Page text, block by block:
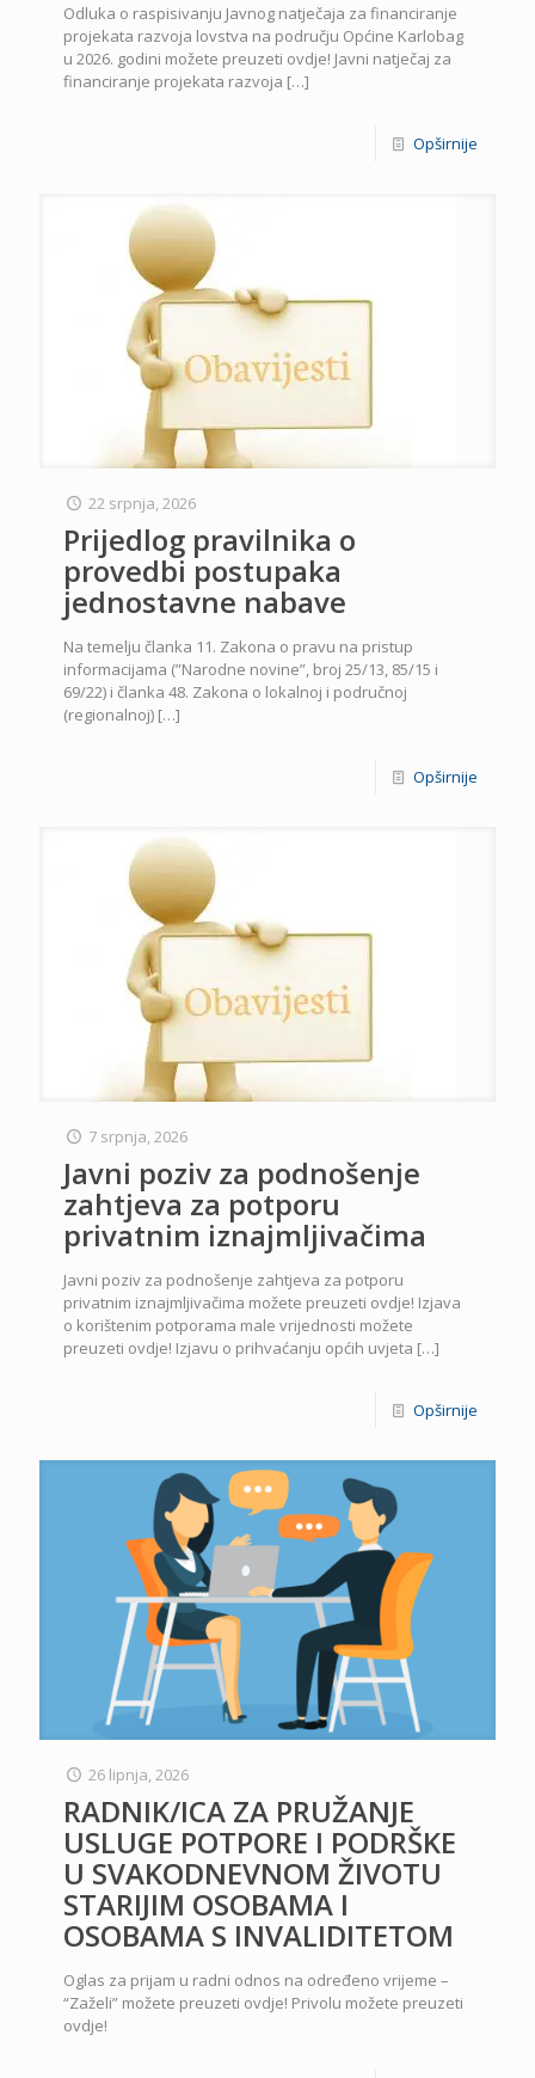
Odluka o raspisivanju Javnog natječaja za financiranje
projekata razvoja lovstva na području Općine Karlobag
u 2026. godini možete preuzeti ovdje! Javni natječaj za
financiranje projekata razvoja […]
Opširnije
22 srpnja, 2026
Prijedlog pravilnika o
provedbi postupaka
jednostavne nabave
Na temelju članka 11. Zakona o pravu na pristup
informacijama (”Narodne novine”, broj 25/13, 85/15 i
69/22) i članka 48. Zakona o lokalnoj i područnoj
(regionalnoj) […]
Opširnije
7 srpnja, 2026
Javni poziv za podnošenje
zahtjeva za potporu
privatnim iznajmljivačima
Javni poziv za podnošenje zahtjeva za potporu
privatnim iznajmljivačima možete preuzeti ovdje! Izjava
o korištenim potporama male vrijednosti možete
preuzeti ovdje! Izjavu o prihvaćanju općih uvjeta […]
Opširnije
26 lipnja, 2026
RADNIK/ICA ZA PRUŽANJE
USLUGE POTPORE I PODRŠKE
U SVAKODNEVNOM ŽIVOTU
STARIJIM OSOBAMA I
OSOBAMA S INVALIDITETOM
Oglas za prijam u radni odnos na određeno vrijeme –
“Zaželi” možete preuzeti ovdje! Privolu možete preuzeti
ovdje!